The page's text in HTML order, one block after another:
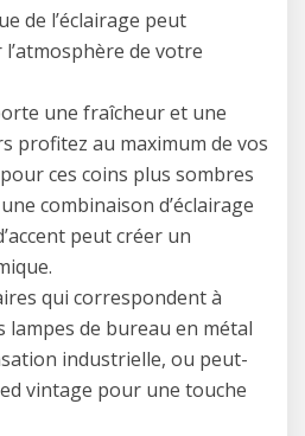
de l’éclairage peut
de votre
une fraîcheur et une
profitez au maximum de vos
ces coins plus sombres
combinaison d’éclairage
peut créer un
qui correspondent à
de bureau en métal
industrielle, ou peut-
vintage pour une touche